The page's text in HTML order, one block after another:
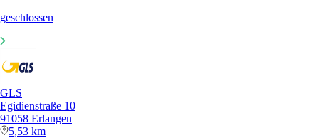
geschlossen
GLS
Egidienstraße 10
91058 Erlangen
5,53 km